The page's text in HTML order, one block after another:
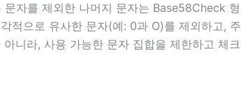
자를 제외한 나머지 문자는 Base58Check
적으로 유사한 문자(예: 0과 O)를 제외하고,
니라, 사용 가능한 문자 집합을 제한하고 체